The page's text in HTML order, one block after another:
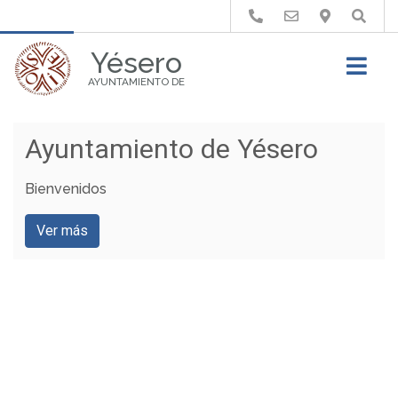
Yésero
AYUNTAMIENTO DE
Buscar
Ayuntamiento de Yésero
Bienvenidos
Ver más
Yésero
Casa de la Pez